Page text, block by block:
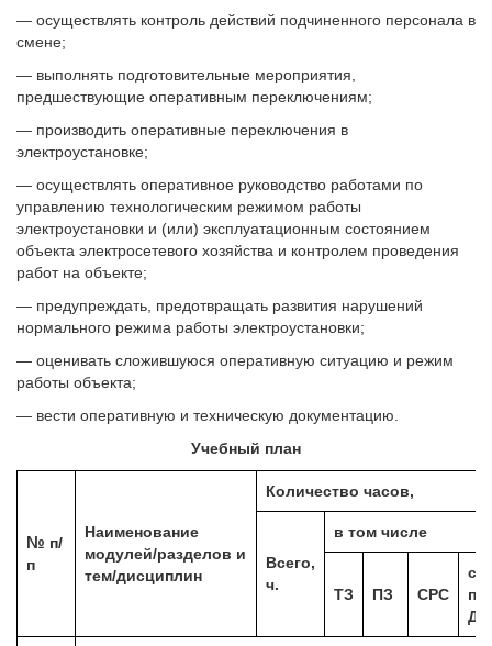
— осуществлять контроль действий подчиненного персонала в
смене;
— выполнять подготовительные мероприятия,
предшествующие оперативным переключениям;
— производить оперативные переключения в
электроустановке;
— осуществлять оперативное руководство работами по
управлению технологическим режимом работы
электроустановки и (или) эксплуатационным состоянием
объекта электросетевого хозяйства и контролем проведения
работ на объекте;
— предупреждать, предотвращать развития нарушений
нормального режима работы электроустановки;
— оценивать сложившуюся оперативную ситуацию и режим
работы объекта;
— вести оперативную и техническую документацию.
Учебный план
№ п/
п
Наименование
модулей/разделов и
тем/дисциплин
Количество часов,
Всего,
ч.
в том числе
ТЗ ПЗ СРС
с